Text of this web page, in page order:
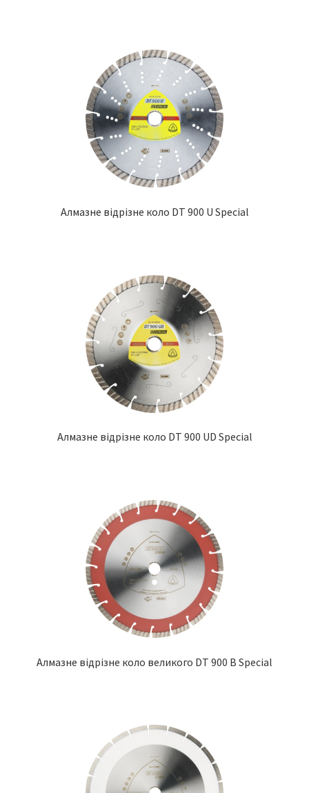
Алмазне відрізне коло DT 900 U Special
Алмазне відрізне коло DT 900 UD Special
Алмазне відрізне коло великого DT 900 B Special